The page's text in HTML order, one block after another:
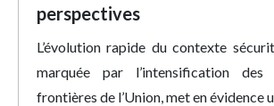
perspectives
L’évolution rapide du contexte
marquée par l’intensification des
frontières de l’Union, met en évidence